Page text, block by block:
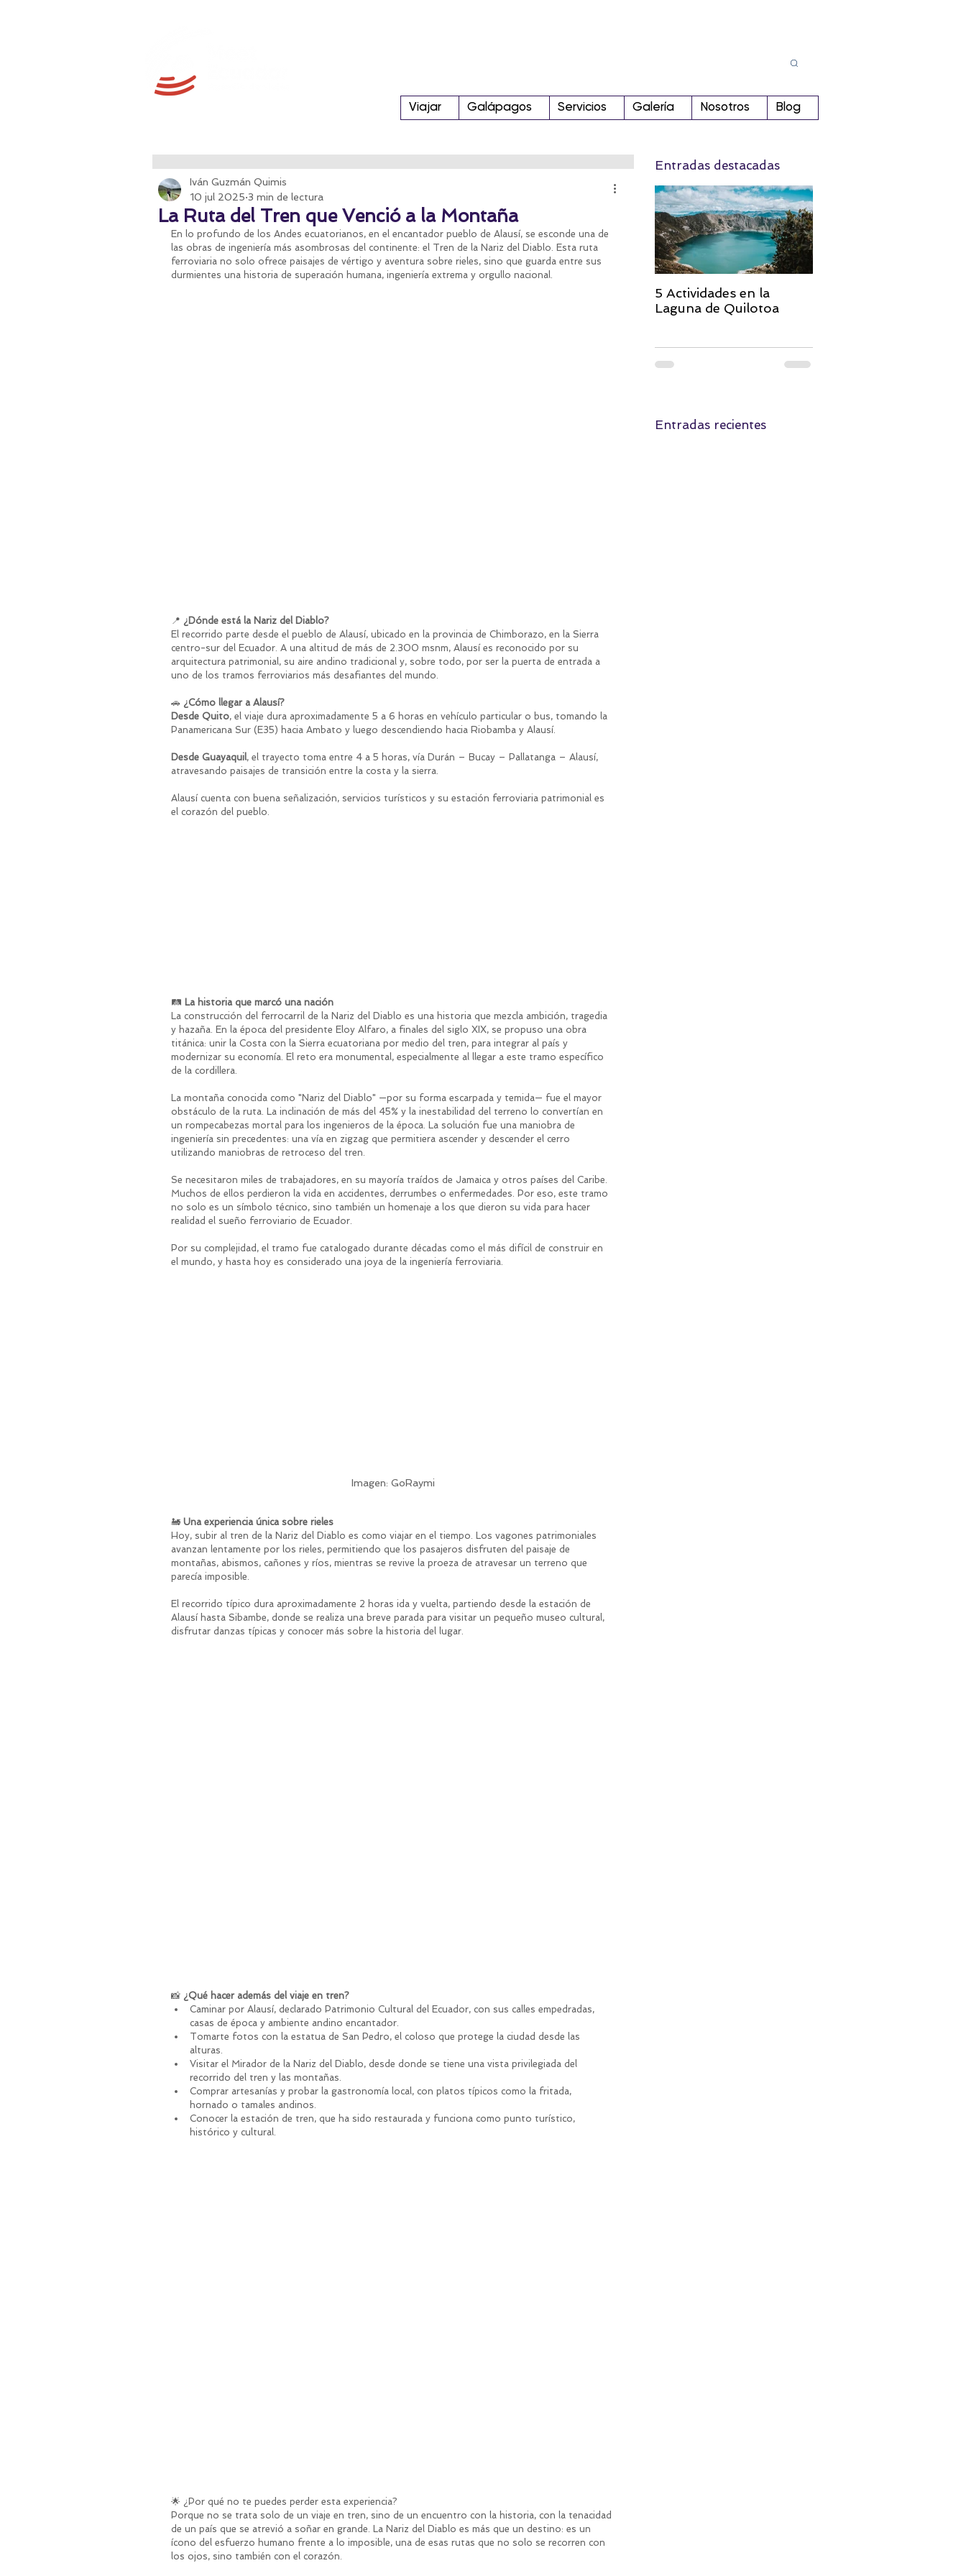
Viajar Galápagos Servicios Galería Nosotros Blog
La Ruta del Tren que Venció a la Montaña
Iván Guzmán Quimis
10 jul 2025 3 min de lectura
En lo profundo de los Andes ecuatorianos, en el encantador pueblo de Alausí, se esconde una de
las obras de ingeniería más asombrosas del continente: el Tren de la Nariz del Diablo. Esta ruta
ferroviaria no solo ofrece paisajes de vértigo y aventura sobre rieles, sino que guarda entre sus
durmientes una historia de superación humana, ingeniería extrema y orgullo nacional.
📍 ¿Dónde está la Nariz del Diablo?
El recorrido parte desde el pueblo de Alausí, ubicado en la provincia de Chimborazo, en la Sierra
centro-sur del Ecuador. A una altitud de más de 2.300 msnm, Alausí es reconocido por su
arquitectura patrimonial, su aire andino tradicional y, sobre todo, por ser la puerta de entrada a
uno de los tramos ferroviarios más desafiantes del mundo.
🚗 ¿Cómo llegar a Alausí?
Desde Quito, el viaje dura aproximadamente 5 a 6 horas en vehículo particular o bus, tomando la
Panamericana Sur (E35) hacia Ambato y luego descendiendo hacia Riobamba y Alausí.
Desde Guayaquil, el trayecto toma entre 4 a 5 horas, vía Durán – Bucay – Pallatanga – Alausí,
atravesando paisajes de transición entre la costa y la sierra.
Alausí cuenta con buena señalización, servicios turísticos y su estación ferroviaria patrimonial es
el corazón del pueblo.
🛤️ La historia que marcó una nación
La construcción del ferrocarril de la Nariz del Diablo es una historia que mezcla ambición, tragedia
y hazaña. En la época del presidente Eloy Alfaro, a finales del siglo XIX, se propuso una obra
titánica: unir la Costa con la Sierra ecuatoriana por medio del tren, para integrar al país y
modernizar su economía. El reto era monumental, especialmente al llegar a este tramo específico
de la cordillera.
La montaña conocida como "Nariz del Diablo" —por su forma escarpada y temida— fue el mayor
obstáculo de la ruta. La inclinación de más del 45% y la inestabilidad del terreno lo convertían en
un rompecabezas mortal para los ingenieros de la época. La solución fue una maniobra de
ingeniería sin precedentes: una vía en zigzag que permitiera ascender y descender el cerro
utilizando maniobras de retroceso del tren.
Se necesitaron miles de trabajadores, en su mayoría traídos de Jamaica y otros países del Caribe.
Muchos de ellos perdieron la vida en accidentes, derrumbes o enfermedades. Por eso, este tramo
no solo es un símbolo técnico, sino también un homenaje a los que dieron su vida para hacer
realidad el sueño ferroviario de Ecuador.
Por su complejidad, el tramo fue catalogado durante décadas como el más difícil de construir en
el mundo, y hasta hoy es considerado una joya de la ingeniería ferroviaria.
Imagen: GoRaymi
🚂 Una experiencia única sobre rieles
Hoy, subir al tren de la Nariz del Diablo es como viajar en el tiempo. Los vagones patrimoniales
avanzan lentamente por los rieles, permitiendo que los pasajeros disfruten del paisaje de
montañas, abismos, cañones y ríos, mientras se revive la proeza de atravesar un terreno que
parecía imposible.
El recorrido típico dura aproximadamente 2 horas ida y vuelta, partiendo desde la estación de
Alausí hasta Sibambe, donde se realiza una breve parada para visitar un pequeño museo cultural,
disfrutar danzas típicas y conocer más sobre la historia del lugar.
📸 ¿Qué hacer además del viaje en tren?
Caminar por Alausí, declarado Patrimonio Cultural del Ecuador, con sus calles empedradas,
casas de época y ambiente andino encantador.
Tomarte fotos con la estatua de San Pedro, el coloso que protege la ciudad desde las
alturas.
Visitar el Mirador de la Nariz del Diablo, desde donde se tiene una vista privilegiada del
recorrido del tren y las montañas.
Comprar artesanías y probar la gastronomía local, con platos típicos como la fritada,
hornado o tamales andinos.
Conocer la estación de tren, que ha sido restaurada y funciona como punto turístico,
histórico y cultural.
🌟 ¿Por qué no te puedes perder esta experiencia?
Porque no se trata solo de un viaje en tren, sino de un encuentro con la historia, con la tenacidad
de un país que se atrevió a soñar en grande. La Nariz del Diablo es más que un destino: es un
ícono del esfuerzo humano frente a lo imposible, una de esas rutas que no solo se recorren con
los ojos, sino también con el corazón.
Entradas destacadas
5 Actividades en la
Laguna de Quilotoa
Entradas recientes